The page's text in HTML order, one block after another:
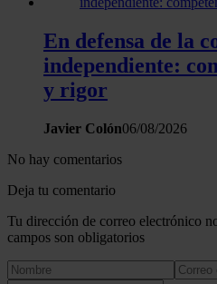
En defensa de la
independiente:
y rigor
Javier Colón06/08/2026
No hay comentarios
Deja tu comentario
Tu dirección de correo electrónico
campos son obligatorios